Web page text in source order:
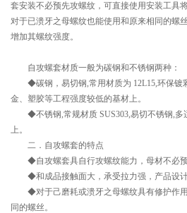
套安装不必预先攻螺纹，可直接使用安装工具
对于已溃牙之母螺纹也能使用和原来相同的螺
增加其螺纹强度。
自攻螺套材质一般为碳钢和不锈钢两种：
◆碳钢，易切钢,常用材质为 12L15,环保镀
金、塑胶等工程强度较低的基材上。
◆不锈钢,常规材质 SUS303,易切不锈钢,多
上。
二．自攻螺套的特点
◆自攻螺套具自行攻螺纹能力，母材不必预
◆和成品接触面大，承受拉力强，产品设
◆对于己磨耗或溃牙之母螺纹具有修护作
同的螺丝。